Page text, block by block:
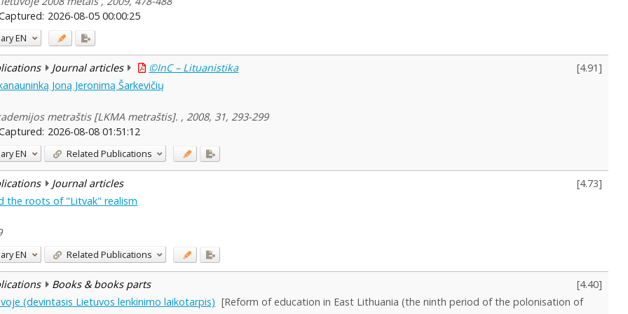
2026-08-05 00:00:25
EN
Journal articles ©InC – Lituanistika [4.91]
Joną Jeronimą Šarkevičių
metraštis [LKMA metraštis]. , 2008, 31, 293-299
2026-08-08 01:51:12
EN Related Publications
Journal articles [4.73]
the roots of "Litvak" realism
EN Related Publications
Books & books parts [4.40]
(devintasis Lietuvos lenkinimo laikotarpis) [Reform of education in East Lithuania (the ninth period of the polonisation of